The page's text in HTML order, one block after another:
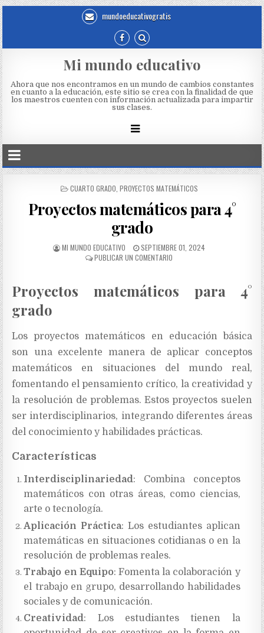
mundoeducativogratis
Mi mundo educativo
Ahora que nos encontramos en un mundo de cambios constantes
en cuanto a la educación, este sitio se crea con la finalidad de que
los maestros cuenten con información actualizada para impartir
sus clases.
CUARTO GRADO PROYECTOS MATEMÁTICOS
Proyectos matemáticos para 4°
grado
MI MUNDO EDUCATIVO
SEPTIEMBRE 01, 2024
PUBLICAR UN COMENTARIO
Proyectos matemáticos para 4°
grado
Los proyectos matemáticos en educación básica
son una excelente manera de aplicar conceptos
matemáticos en situaciones del mundo real,
fomentando el pensamiento crítico, la creatividad y
la resolución de problemas. Estos proyectos suelen
ser interdisciplinarios, integrando diferentes áreas
del conocimiento y habilidades prácticas.
Características
Interdisciplinariedad: Combina conceptos
matemáticos con otras áreas, como ciencias,
arte o tecnología.
Aplicación Práctica: Los estudiantes aplican
matemáticas en situaciones cotidianas o en la
resolución de problemas reales.
Trabajo en Equipo: Fomenta la colaboración y
el trabajo en grupo, desarrollando habilidades
sociales y de comunicación.
Creatividad: Los estudiantes tienen la